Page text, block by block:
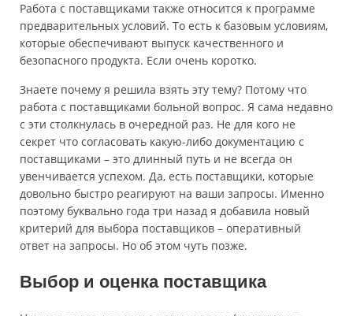
Работа с поставщиками также относится к программе
предварительных условий. То есть к базовым условиям,
которые обеспечивают выпуск качественного и
безопасного продукта. Если очень коротко.
Знаете почему я решила взять эту тему? Потому что
работа с поставщиками больной вопрос. Я сама недавно
с эти столкнулась в очередной раз. Не для кого не
секрет что согласовать какую-либо документацию с
поставщиками – это длинный путь и не всегда он
увенчивается успехом. Да, есть поставщики, которые
довольно быстро реагируют на ваши запросы. Именно
поэтому буквально года три назад я добавила новый
критерий для выбора поставщиков – оперативный
ответ на запросы. Но об этом чуть позже.
Выбор и оценка поставщика